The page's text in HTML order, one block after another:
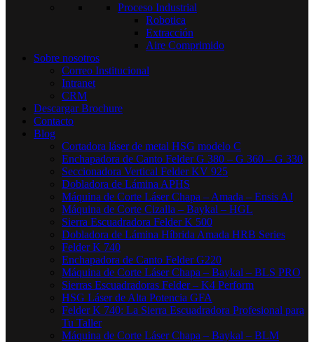
Proceso Industrial
Robotica
Extracción
Aire Comprimido
Sobre nosotros
Correo Institucional
Intranet
CRM
Descargar Brochure
Contacto
Blog
Cortadora láser de metal HSG modelo C​
Enchapadora de Canto Felder G 380 – G 360 – G 330
Seccionadora Vertical Felder KV 925
Dobladora de Lámina APHS
Máquina de Corte Láser Chapa – Amada – Ensis AJ
Máquina de Corte Cizalla – Baykal – HGL
Sierra Escuadradora Felder K 500
Dobladora de Lámina Híbrida Amada HRB Series
Felder K 740
Enchapadora de Canto Felder G220
Máquina de Corte Láser Chapa – Baykal – BLS PRO
Sierras Escuadradoras Felder – K4 Perform
HSG Láser de Alta Potencia GFA
Felder K 740: La Sierra Escuadradora Profesional para
Tu Taller
Máquina de Corte Láser Chapa – Baykal – BLM